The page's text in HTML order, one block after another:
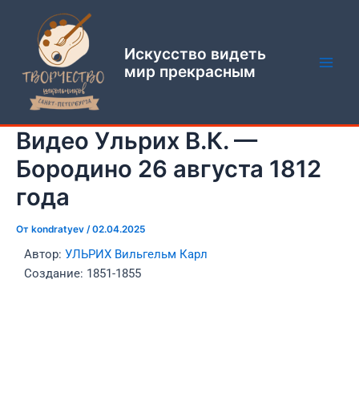
содержимому
Искусство видеть
мир прекрасным
Видео Ульрих В.К. —
Бородино 26 августа 1812
года
От kondratyev /02.04.2025
Автор: УЛЬРИХ Вильгельм Карл
Создание: 1851-1855
записям